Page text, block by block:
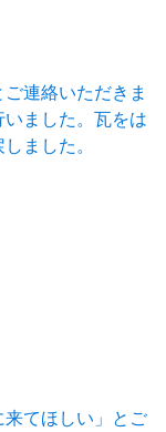
連絡いただきま
ました。瓦をは
ました。
来てほしい」とご